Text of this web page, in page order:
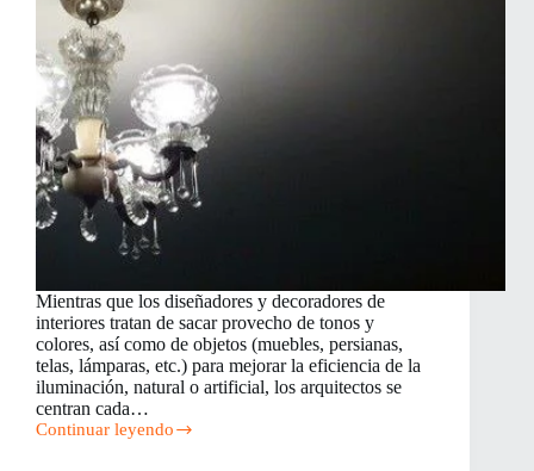
Mientras que los diseñadores y decoradores de
interiores tratan de sacar provecho de tonos y
colores, así como de objetos (muebles, persianas,
telas, lámparas, etc.) para mejorar la eficiencia de la
iluminación, natural o artificial, los arquitectos se
centran cada…
Continuar leyendo
Cómo